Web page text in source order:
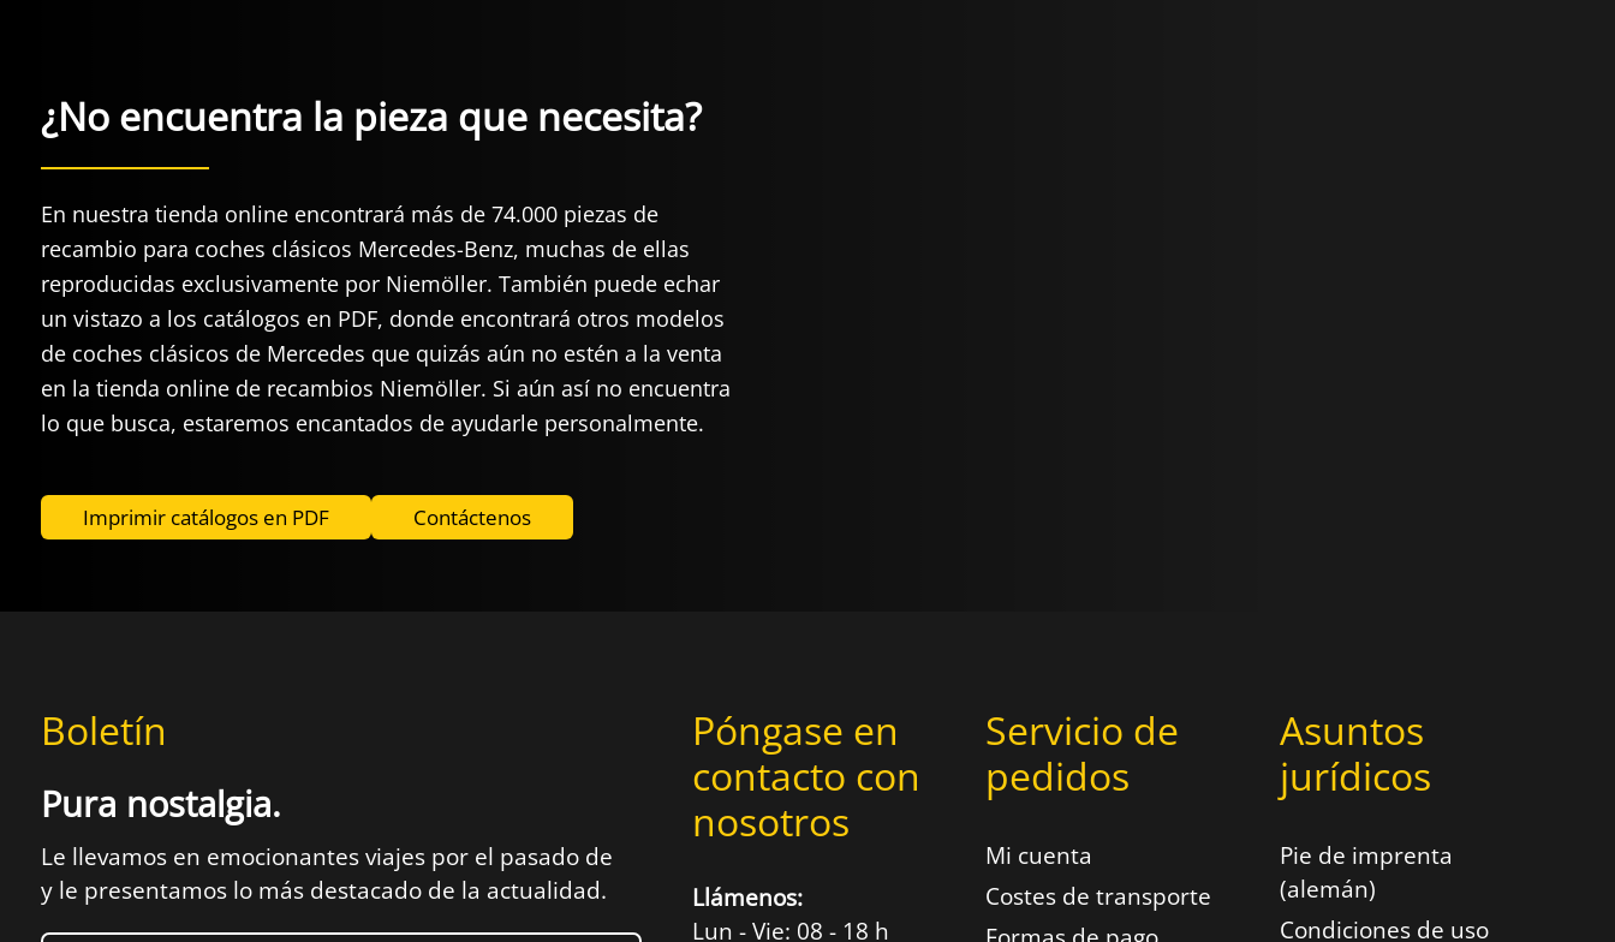
¿No encuentra la pieza que necesita?
En nuestra tienda online encontrará más de 74.000 piezas de
recambio para coches clásicos Mercedes-Benz, muchas de ellas
reproducidas exclusivamente por Niemöller. También puede echar
un vistazo a los catálogos en PDF, donde encontrará otros modelos
de coches clásicos de Mercedes que quizás aún no estén a la venta
en la tienda online de recambios Niemöller. Si aún así no encuentra
lo que busca, estaremos encantados de ayudarle personalmente.
Imprimir catálogos en PDF Contáctenos
Boletín
Pura nostalgia.
Le llevamos en emocionantes viajes por el pasado de
y le presentamos lo más destacado de la actualidad.
Póngase en
contacto con
nosotros
Llámenos:
Lun - Vie: 08 - 18 h
Servicio de
pedidos
Mi cuenta
Costes de transporte
Asuntos
jurídicos
Pie de imprenta
(alemán)
Condiciones de uso